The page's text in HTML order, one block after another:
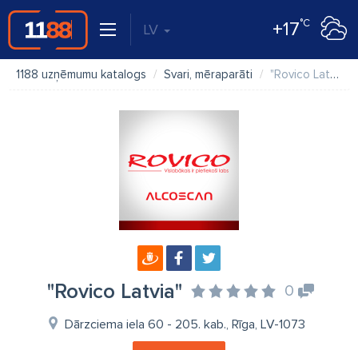
LV +17°C
1188 uzņēmumu katalogs Svari, mēraparāti "Rovico Latvia"
"Rovico Latvia" 0
Dārzciema iela 60 - 205. kab., Rīga, LV-1073